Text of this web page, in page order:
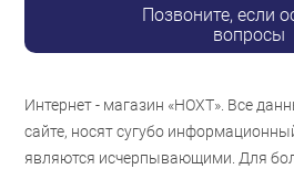
Позвоните, если
вопросы
Интернет - магазин «НОХТ». Все
сайте, носят сугубо
являются исчерпывающими. Для